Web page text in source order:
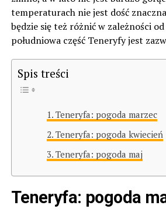
temperaturach nie jest dość
będzie się też różnić w zależności
południowa część Teneryfy jest
Spis treści
Teneryfa: pogoda marzec
Teneryfa: pogoda kwiecień
Teneryfa: pogoda maj
Teneryfa: pogoda